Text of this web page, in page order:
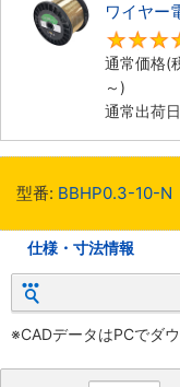
ワイヤ
通常価格(
～)
通常出荷
型番: BBHP0.3-10-N
仕様・寸法情報
※CADデータはPCでダ